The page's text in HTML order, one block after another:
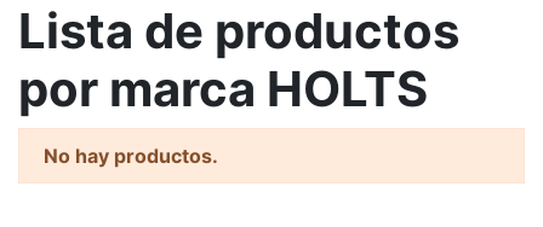
Lista de productos
por marca HOLTS
No hay productos.